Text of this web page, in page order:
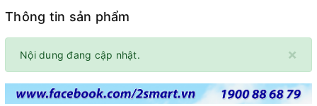
Thông tin sản phẩm
×
Nội dung đang cập nhật.